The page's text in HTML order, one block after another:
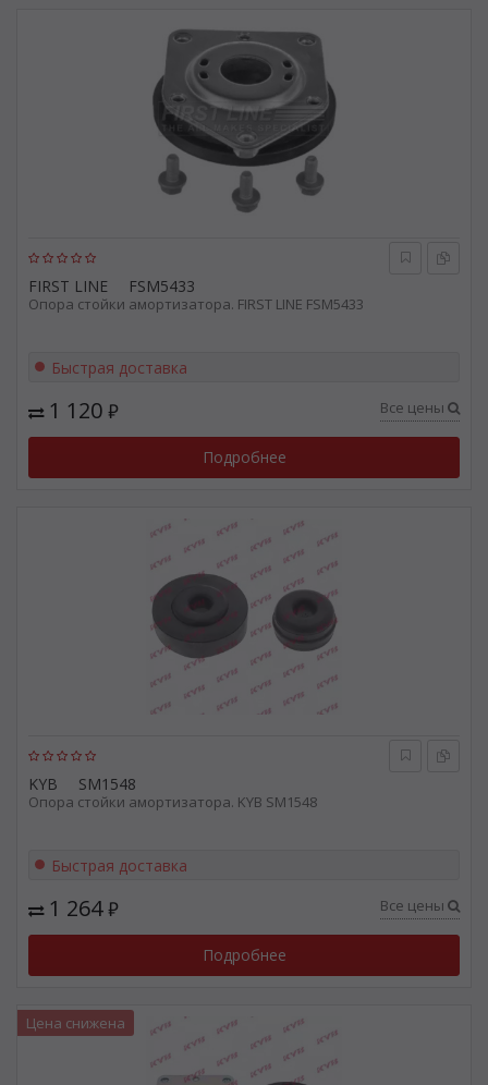
FIRST LINE FSM5433
Опора стойки амортизатора. FIRST LINE FSM5433
Быстрая доставка
1 120 ₽ Все цены
Подробнее
KYB SM1548
Опора стойки амортизатора. KYB SM1548
Быстрая доставка
1 264₽ Все цены
Подробнее
Цена снижена